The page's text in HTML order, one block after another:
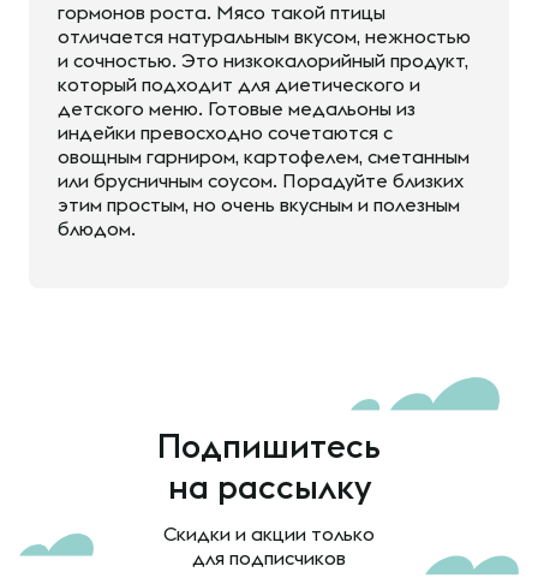
гормонов роста. Мясо такой птицы
отличается натуральным вкусом, нежностью
и сочностью. Это низкокалорийный продукт,
который подходит для диетического и
детского меню. Готовые медальоны из
индейки превосходно сочетаются с
овощным гарниром, картофелем, сметанным
или брусничным соусом. Порадуйте близких
этим простым, но очень вкусным и полезным
блюдом.
Подпишитесь
на рассылку
Скидки и акции только
для подписчиков